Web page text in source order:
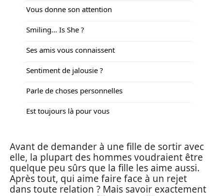
Vous donne son attention
Smiling… Is She ?
Ses amis vous connaissent
Sentiment de jalousie ?
Parle de choses personnelles
Est toujours là pour vous
Avant de demander à une fille de sortir avec
elle, la plupart des hommes voudraient être
quelque peu sûrs que la fille les aime aussi.
Après tout, qui aime faire face à un rejet
dans toute relation ? Mais savoir exactement